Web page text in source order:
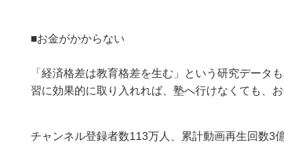
■お金がかからない
「経済格差は教育格差を生む」という研究デー
習に効果的に取り入れれば、塾へ行けなくても、
チャンネル登録者数113万人、累計動画再生回数3